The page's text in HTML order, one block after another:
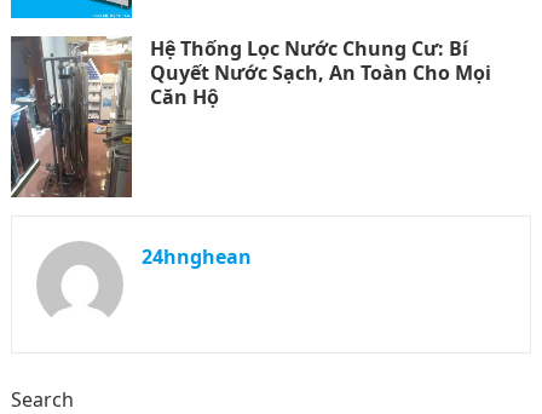
Hệ Thống Lọc Nước Chung Cư: Bí
Quyết Nước Sạch, An Toàn Cho Mọi
Căn Hộ
24hnghean
Search